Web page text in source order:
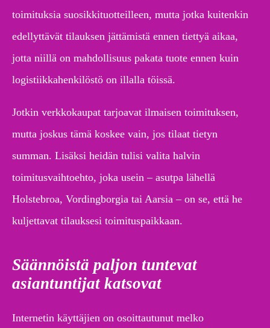
toimituksia suosikkituotteilleen, mutta jotka kuitenkin
edellyttävät tilauksen jättämistä ennen tiettyä aikaa,
jotta niillä on mahdollisuus pakata tuote ennen kuin
logistiikkahenkilöstö on illalla töissä.
Jotkin verkkokaupat tarjoavat ilmaisen toimituksen,
mutta joskus tämä koskee vain, jos tilaat tietyn
summan. Lisäksi heidän tulisi valita halvin
toimitusvaihtoehto, joka usein – asutpa lähellä
Holstebroa, Vordingborgia tai Aarsia – on se, että he
kuljettavat tilauksesi toimituspaikkaan.
Säännöistä paljon tuntevat
asiantuntijat katsovat
Internetin käyttäjien on osoittautunut melko